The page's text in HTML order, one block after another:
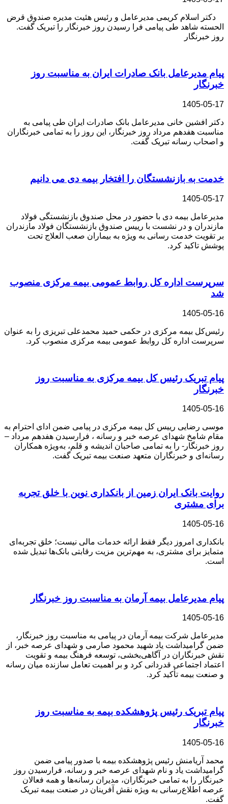
دکتر اسلام کریمی مدیرعامل و رئیس هئیت مدیره صندوق قرض
الحسته شاهد طی پیامی فرا رسیدن روز خبرنگار را تبریک گفت.
روز خبرنگار
پیام مدیرعامل بانک صادرات ایران به مناسبت روز
خبرنگار
1405-05-17
دکتر افشین خانی مدیر‌عامل بانک صادرات ایران طی پیامی به
مناسبت هفدهم مرداد روز خبرنگار، این روز را به تمامی خبرنگاران
و اصحاب رسانه تبریک گفت.
خدمت به بازنشستگان را افتخار بیمه دی می دانیم
1405-05-17
مدیرعامل بیمه دی با حضور در محل صندوق بازنشستگی فولاد
مازندران و در نشست با رییس صندوق بازنشستگان‌ فولاد مازندران
بر تقویت خدمت رسانی به ویژه به بیماران صعب العلاج تحت
پوشش تاکید کرد.
سرپرست اداره كل روابط عمومی بیمه مركزی منصوب
شد
1405-05-16
رئیس‌کل بیمه مرکزی در حکمی حمید محمدعلی تبریزی را به عنوان
سرپرست اداره کل روابط عمومی بیمه مرکزی منصوب کرد.
پیام تبریک رئیس کل بیمه مرکزی به مناسبت روز
خبرنگار
1405-05-16
موسی رضایی رییس کل بیمه مرکزی در پیامی ضمن ادای احترام به
مقام شامخ شهدای عرصه خبر و رسانه ، فرارسیدن هفدهم مرداد –
روز خبرنگار- را به تمامی صاحبان اندیشه و قلم، به‌ویژه همکاران
رسانه‌ای و خبرنگاران متعهد صنعت بیمه تبریک گفت.
روایت بانک ایران زمین از بانکداری نوین با خلق تجربه
برای مشتری
1405-05-16
بانکداری امروز دیگر فقط ارائه خدمات مالی نیست؛ خلق تجربه‌ای
متمایز برای مشتری، به مهم‌ترین مزیت رقابتی بانک‌ها تبدیل شده
است.
پیام مدیرعامل بیمه آرمان به مناسبت روز خبرنگار
1405-05-16
مدیرعامل شرکت بیمه آرمان در پیامی به مناسبت روز خبرنگار،
ضمن گرامیداشت یاد شهید محمود صارمی و شهدای عرصه خبر، از
نقش خبرنگاران در آگاهی‌بخشی، توسعه فرهنگ بیمه و تقویت
اعتماد اجتماعی قدردانی کرد و بر اهمیت تعامل سازنده میان رسانه
و صنعت بیمه تأکید کرد.
پیام تبریک رئیس پژوهشکده بیمه به مناسبت روز
خبرنگار
1405-05-16
محمد آریامنش رئیس پژوهشکده بیمه با صدور پیامی ضمن
گرامیداشت یاد و نام شهدای عرصه خبر و رسانه، فرارسیدن روز
خبرنگار را به تمامی خبرنگاران، مدیران رسانه‌ها و همه فعالان
عرصه اطلاع‌رسانی به‌ ویژه نقش آفرینان در صنعت بیمه تبریک
گفت.